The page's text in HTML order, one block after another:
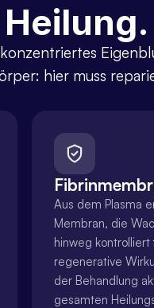
hier muss
Aus dem Plasma
Membran, die
hinweg
regenerative
der Behandlung
gesamten